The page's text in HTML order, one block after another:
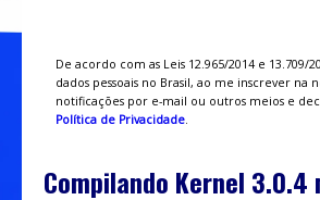
De acordo com as Leis 12.965/2014 e
dados pessoais no Brasil, ao me inscrever
notificações por e-mail ou outros meios e
Política de Privacidade.
Compilando Kernel 3.0.4